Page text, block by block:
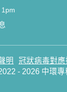
明
冠狀病毒對應
- 2026 中環專